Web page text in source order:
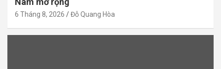
6 Tháng 8, 2026 Đỗ Quang Hòa